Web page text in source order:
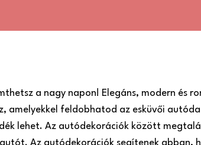
a nagy napon! Elegáns, modern és
amelyekkel feldobhatod az esküvői
lehet. Az autódekorációk között
Az autódekorációk segítenek abban,